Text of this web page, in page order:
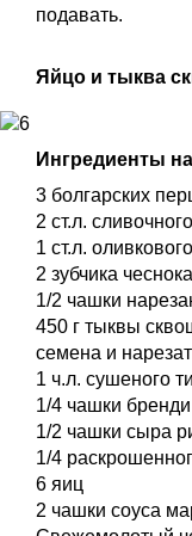
подавать.
Яйцо и тыква
Ингредиенты
3 болгарских
2 ст.л.
1 ст.л.
2 зубчика
1/2 чашки
450 г тыквы
семена и
1 ч.л. сушеного
1/4 чашки бренди
1/2 чашки сыра
1/4
6 яиц
2 чашки соуса